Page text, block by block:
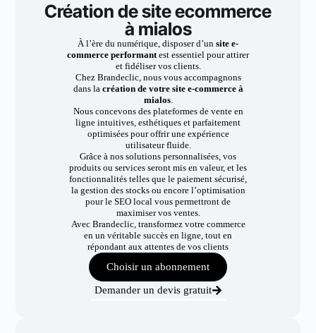
Création de site ecommerce
à mialos
À l’ère du numérique, disposer d’un site e-
commerce performantest essentiel pour attirer
et fidéliser vos clients.
Chez Brandeclic, nous vous accompagnons
dans la création de votre site e-commerce à
mialos.
Nous concevons des plateformes de vente en
ligne intuitives, esthétiques et parfaitement
optimisées pour offrir une expérience
utilisateur fluide.
Grâce à nos solutions personnalisées, vos
produits ou services seront mis en valeur, et les
fonctionnalités telles que le paiement sécurisé,
la gestion des stocks ou encore l’optimisation
pour le SEO local vous permettront de
maximiser vos ventes.
Avec Brandeclic, transformez votre commerce
en un véritable succès en ligne, tout en
répondant aux attentes de vos clients
Choisir un abonnement
Demander un devis gratuit